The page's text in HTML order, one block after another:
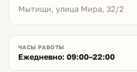
Мытищи, улица Мира, 32/2
ЧАСЫ РАБОТЫ
Ежедневно: 09:00–22:00